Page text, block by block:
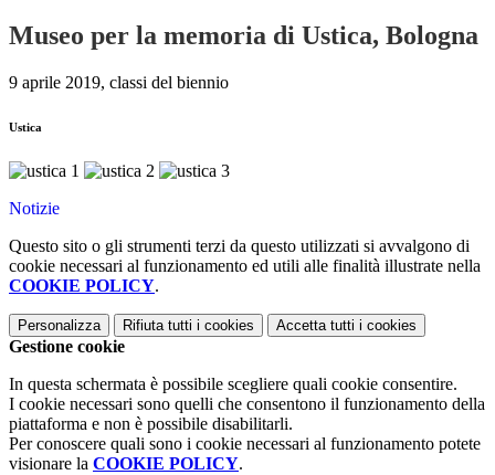
Museo per la memoria di Ustica, Bologna
9 aprile 2019, classi del biennio
Ustica
Notizie
Questo sito o gli strumenti terzi da questo utilizzati si avvalgono di
cookie necessari al funzionamento ed utili alle finalità illustrate nella
COOKIE POLICY.
Personalizza Rifiuta tutti i cookies Accetta tutti i cookies
Gestione cookie
In questa schermata è possibile scegliere quali cookie consentire.
I cookie necessari sono quelli che consentono il funzionamento della
piattaforma e non è possibile disabilitarli.
Per conoscere quali sono i cookie necessari al funzionamento potete
visionare la COOKIE POLICY.